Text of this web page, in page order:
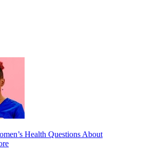
Health Questions About